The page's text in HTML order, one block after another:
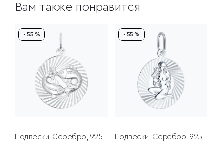
Вам также понравится
- 55 %
Подвески, Серебро, 925
- 55 %
Подвески, Серебро, 925